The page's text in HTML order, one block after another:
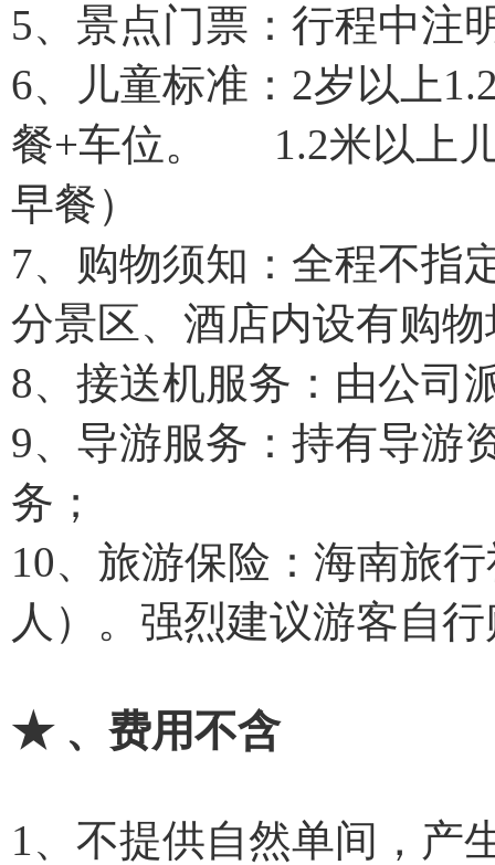
5、景点门票：行程中注
6、儿童标准：2岁以上
餐+车位。 1.2米以上儿
早餐）
7、购物须知：全程不指
分景区、酒店内设有购
8、接送机服务：由公司
9、导游服务：持有导游
务；
10、旅游保险：海南旅
人）。强烈建议游客自
★ 、费用不含
1、不提供自然单间，产